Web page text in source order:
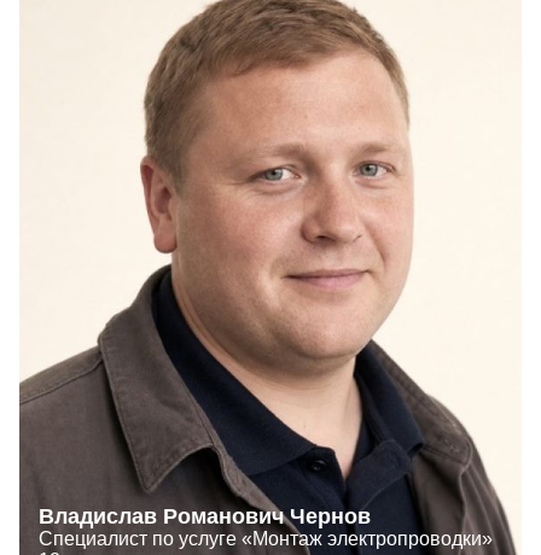
Владислав Романович Чернов
Специалист по услуге «Монтаж электропроводки»